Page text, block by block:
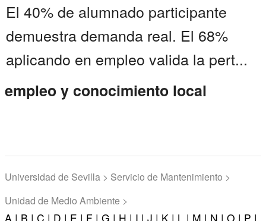
El 40% de alumnado participante
demuestra demanda real. El 68%
aplicando en empleo valida la pert...
empleo y conocimiento local
Universidad de Sevilla > Servicio de Mantenimiento >
Unidad de Medio Ambiente >
A | B | C | D | E | F | G | H | I | J | K | L | M | N | O | P |